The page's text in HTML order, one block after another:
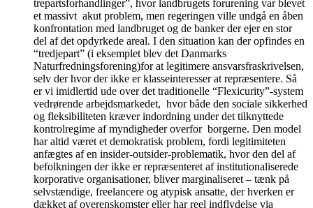
trepartsforhandlinger”, hvor landbrugets forurening var blevet
et massivt akut problem, men regeringen ville undgå en åben
konfrontation med landbruget og de banker der ejer en stor
del af det opdyrkede areal. I den situation kan der opfindes en
“tredjepart” (i eksemplet blev det Danmarks
Naturfredningsforening)for at legitimere ansvarsfraskrivelsen,
selv der hvor der ikke er klasseinteresser at repræsentere. Så
er vi imidlertid ude over det traditionelle “Flexicurity”-system
vedrørende arbejdsmarkedet, hvor både den sociale sikkerhed
og fleksibiliteten kræver indordning under det tilknyttede
kontrolregime af myndigheder overfor borgerne. Den model
har altid været et demokratisk problem, fordi legitimiteten
anfægtes af en insider-outsider-problematik, hvor den del af
befolkningen der ikke er repræsenteret af institutionaliserede
korporative organisationer, bliver marginaliseret – tænk på
selvstændige, freelancere og atypisk ansatte, der hverken er
dækket af overenskomster eller har reel indflydelse via